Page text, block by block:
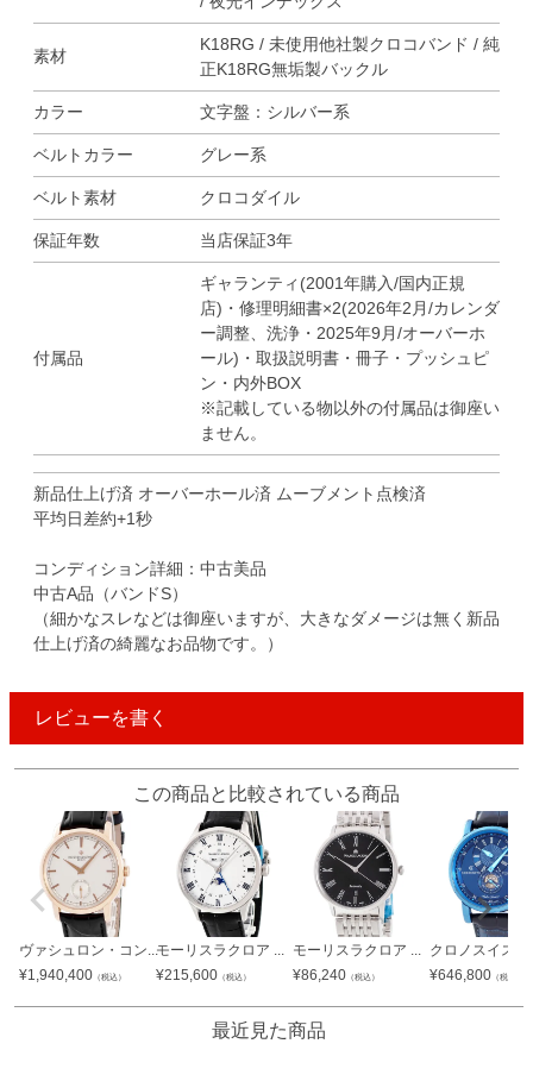
素材
K18RG / 未使用他社製クロコバンド / 純
正K18RG無垢製バックル
カラー 文字盤：シルバー系
ベルトカラー グレー系
ベルト素材 クロコダイル
保証年数 当店保証3年
付属品
ギャランティ(2001年購入/国内正規
店)・修理明細書×2(2026年2月/カレンダ
ー調整、洗浄・2025年9月/オーバーホ
ール)・取扱説明書・冊子・プッシュピ
ン・内外BOX
※記載している物以外の付属品は御座い
ません。
新品仕上げ済 オーバーホール済 ムーブメント点検済
平均日差約+1秒
コンディション詳細：中古美品
中古A品（バンドS）
（細かなスレなどは御座いますが、大きなダメージは無く新品
仕上げ済の綺麗なお品物です。）
レビューを書く
この商品と比較されている商品
ヴァシュロン・コン...
¥1,940,400 （税込）
モーリスラクロア ...
¥215,600 （税込）
モーリスラクロア ...
¥86,240 （税込）
クロノスイス
¥646,800 （税込）
最近見た商品